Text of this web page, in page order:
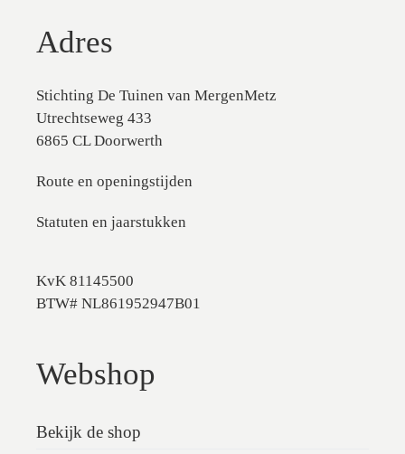
Adres
Stichting De Tuinen van MergenMetz
Utrechtseweg 433
6865 CL Doorwerth
Route en openingstijden
Statuten en jaarstukken
KvK 81145500
BTW# NL861952947B01
Webshop
Bekijk de shop